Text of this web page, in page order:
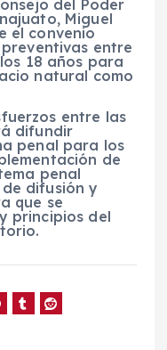
del Poder
Miguel
el convenio
entre
18 años para
natural como
entre las
difundir
penal para los
de
penal
difusión y
que se
principios del